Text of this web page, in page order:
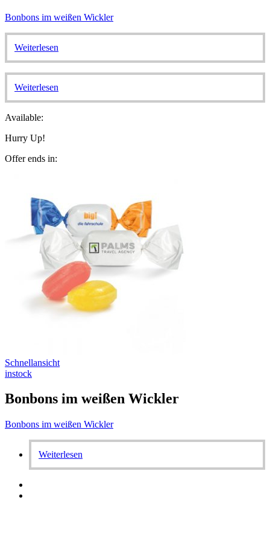
Bonbons im weißen Wickler
Weiterlesen
Weiterlesen
Available:
Hurry Up!
Offer ends in:
Schnellansicht
instock
Bonbons im weißen Wickler
Bonbons im weißen Wickler
Weiterlesen